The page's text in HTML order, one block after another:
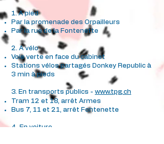
1. A pied
Par la promenade des Orpailleurs
Par la rue de la Fontenette
2. A vélo
Voie verte en face du cabinet
Stations vélos partagés Donkey Republic à
3 min à pieds
3. En transports publics - www.tpg.ch
Tram 12 et 18, arrêt Armes
Bus 7, 11 et 21, arrêt Fontenette
4. En voiture